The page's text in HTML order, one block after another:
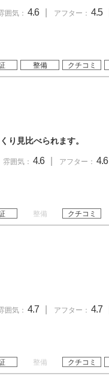
囲気： 4.6 アフター： 4.5
整備 クチコミ
り見比べられます。
雰囲気： 4.6 アフター： 4.6
整備 クチコミ
囲気： 4.7 アフター： 4.7
整備 クチコミ